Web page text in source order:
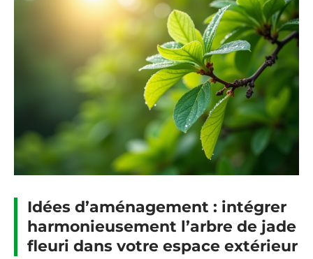
Idées d’aménagement : intégrer
harmonieusement l’arbre de jade
fleuri dans votre espace extérieur